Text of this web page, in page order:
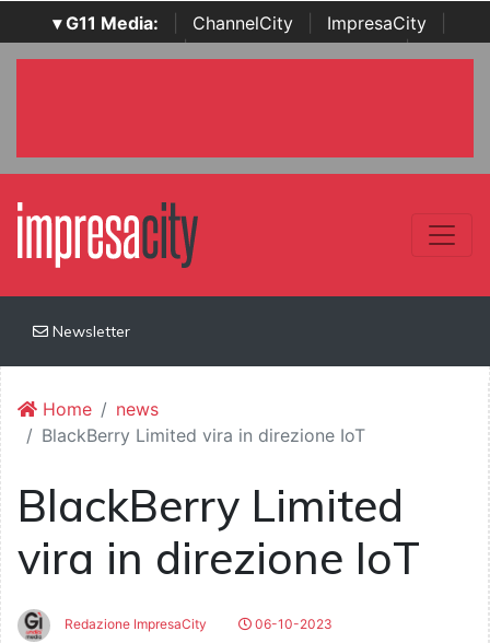
▾ G11 Media: ChannelCity ImpresaCity
SecurityOpenLab | Italian Channel Awards | Italian
Newsletter
Home
news
BlackBerry Limited vira in direzione IoT
BlackBerry Limited
vira in direzione IoT
Redazione ImpresaCity
06-10-2023